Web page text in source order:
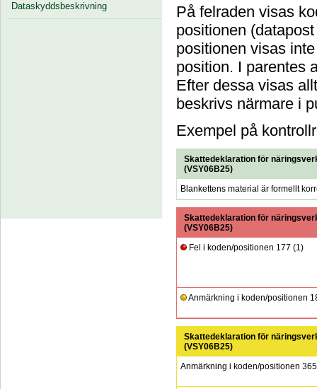
Dataskyddsbeskrivning
På felraden visas
positionen
positionen visas
position. I parentes
Efter dessa visas
beskrivs närmare i
Exempel på
Skattedeklaration för
(VSY06B25)
Blankettens material är formellt
Skattedeklaration för
(VSY06B25)
Fel i koden/positionen 177 (1)
Anmärkning i koden/positionen
Skattedeklaration för
(VSY06B25)
Anmärkning i koden/positionen